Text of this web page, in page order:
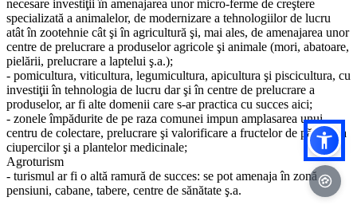
necesare investiţii în amenajarea unor micro-ferme de creştere
specializată a animalelor, de modernizare a tehnologiilor de lucru
atât în zootehnie cât şi în agricultură şi, mai ales, de amenajarea unor
centre de prelucrare a produselor agricole şi animale (mori, abatoare,
pielării, prelucrare a laptelui ş.a.);
- pomicultura, viticultura, legumicultura, apicultura şi piscicultura, cu
investiţii în tehnologia de lucru dar şi în centre de prelucrare a
produselor, ar fi alte domenii care s-ar practica cu succes aici;
- zonele împădurite de pe raza comunei impun amplasarea unui
centru de colectare, prelucrare şi valorificare a fructelor de pădure, a
ciupercilor şi a plantelor medicinale;
Agroturism
- turismul ar fi o altă ramură de succes: se pot amenaja în zonă
pensiuni, cabane, tabere, centre de sănătate ş.a.